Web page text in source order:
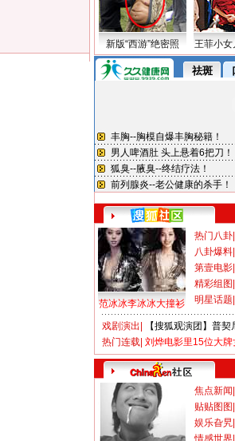
新版“西游”绝密照 王菲小女
范冰冰李冰冰大撞衫
热门八卦
八卦爆料
第壹电影
精彩组图
明星话题
戏剧演出
【搜狐观演团】普
热门连载 刘烨电影里15位大牌
焦点新闻
贴贴图图
娱乐旮旯
情感世界